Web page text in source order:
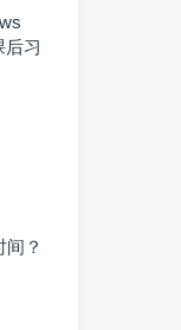
后习
？